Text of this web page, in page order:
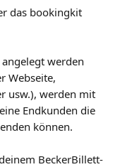
das bookingkit
werden
Webseite,
usw.), werden mit
Endkunden die
können.
BeckerBillett-